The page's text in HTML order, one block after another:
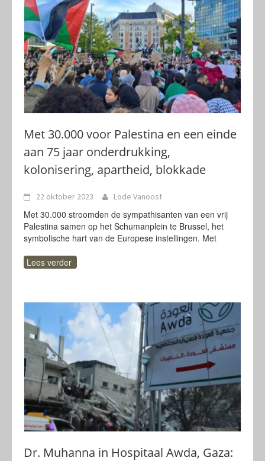
Met 30.000 voor Palestina en een einde
aan 75 jaar onderdrukking,
kolonisering, apartheid, blokkade
22 oktober 2023 Lode Vanoost
Met 30.000 stroomden de sympathisanten van een vrij
Palestina samen op het Schumanplein te Brussel, het
symbolische hart van de Europese instellingen. Met
Lees verder
Dr. Muhanna in Hospitaal Awda, Gaza: